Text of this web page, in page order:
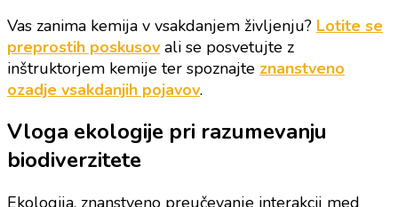
Vas zanima kemija v vsakdanjem življenju? Lotite se
preprostih poskusov ali se posvetujte z
inštruktorjem kemije ter spoznajte znanstveno
ozadje vsakdanjih pojavov.
Vloga ekologije pri razumevanju
biodiverzitete